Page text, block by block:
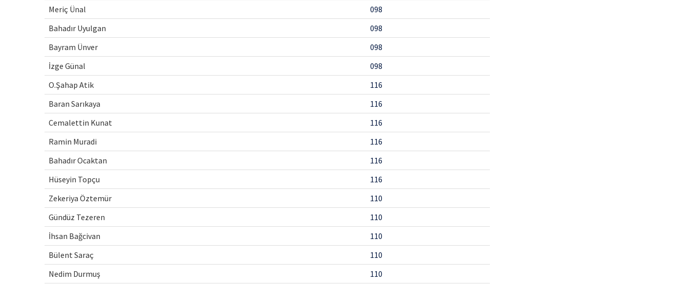
Meriç Ünal
098
Bahadır Uyulgan
098
Bayram Ünver
098
İzge Günal
098
O.Şahap Atik
116
Baran Sarıkaya
116
Cemalettin Kunat
116
Ramin Muradi
116
Bahadır Ocaktan
116
Hüseyin Topçu
116
Zekeriya Öztemür
110
Gündüz Tezeren
110
İhsan Bağcivan
110
Bülent Saraç
110
Nedim Durmuş
110